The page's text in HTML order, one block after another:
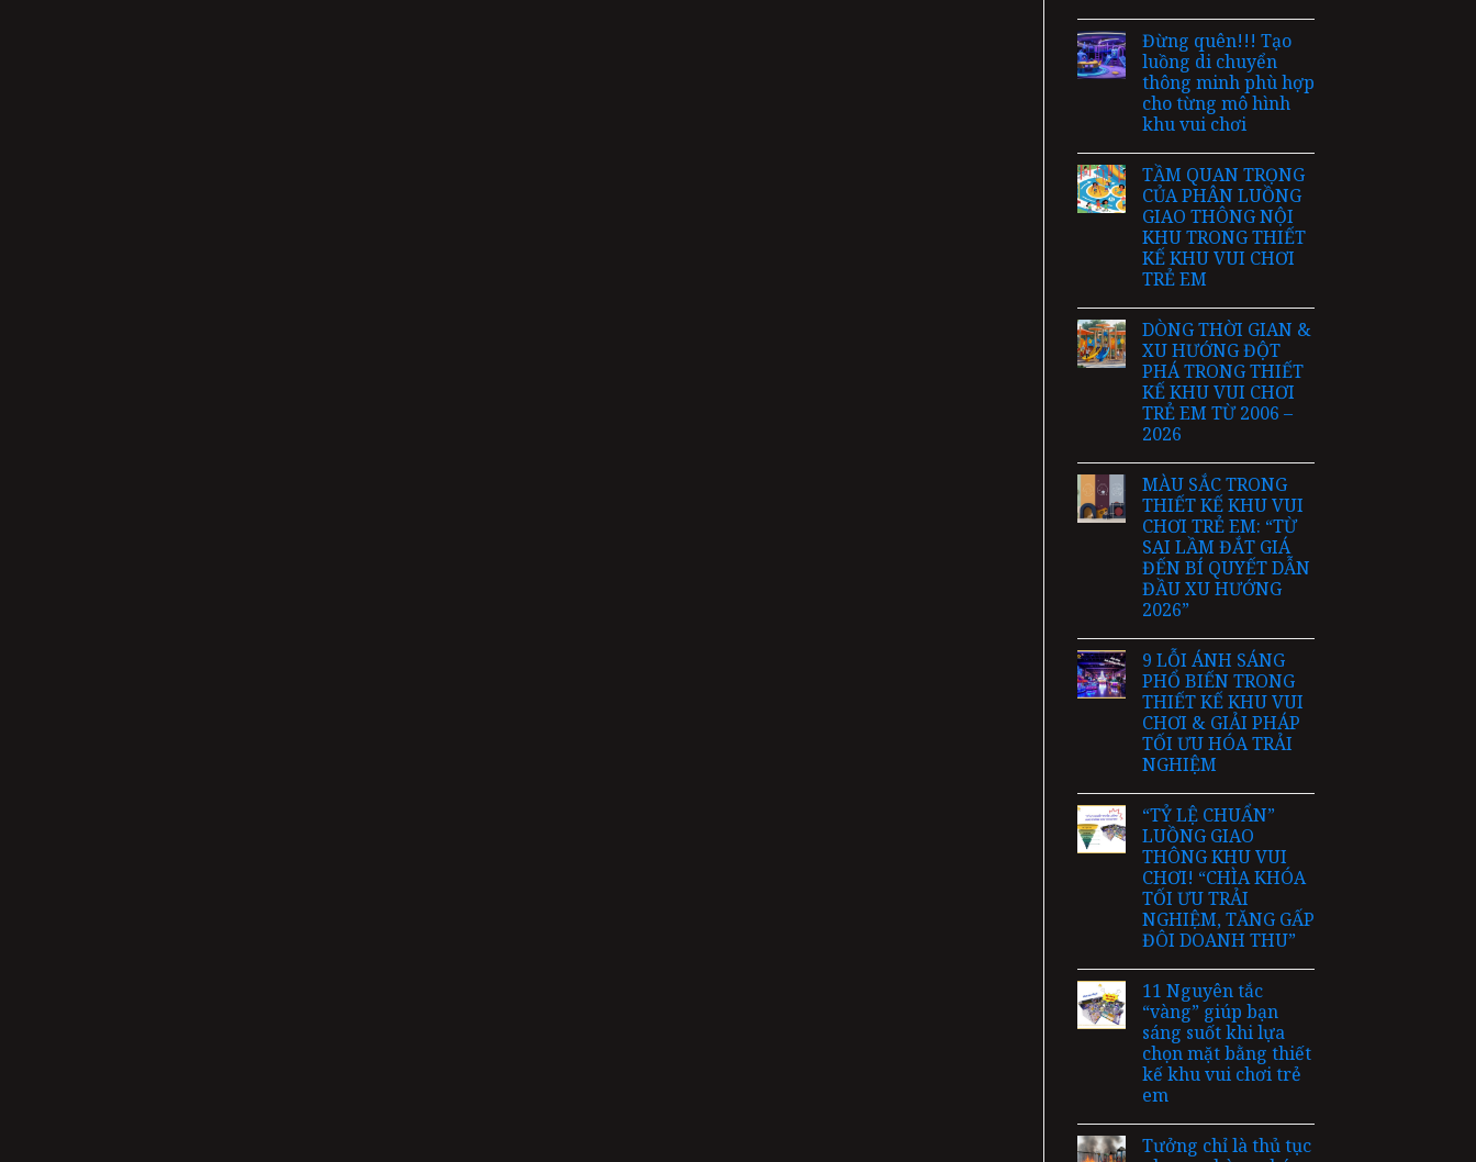
Đừng quên!!! Tạo
luồng di chuyển
thông minh phù hợp
cho từng mô hình
khu vui chơi
TẦM QUAN TRỌNG
CỦA PHÂN LUỒNG
GIAO THÔNG NỘI
KHU TRONG THIẾT
KẾ KHU VUI CHƠI
TRẺ EM
DÒNG THỜI GIAN &
XU HƯỚNG ĐỘT
PHÁ TRONG THIẾT
KẾ KHU VUI CHƠI
TRẺ EM TỪ 2006 –
2026
MÀU SẮC TRONG
THIẾT KẾ KHU VUI
CHƠI TRẺ EM: “TỪ
SAI LẦM ĐẮT GIÁ
ĐẾN BÍ QUYẾT DẪN
ĐẦU XU HƯỚNG
2026”
9 LỖI ÁNH SÁNG
PHỔ BIẾN TRONG
THIẾT KẾ KHU VUI
CHƠI & GIẢI PHÁP
TỐI ƯU HÓA TRẢI
NGHIỆM
“TỶ LỆ CHUẨN”
LUỒNG GIAO
THÔNG KHU VUI
CHƠI! “CHÌA KHÓA
TỐI ƯU TRẢI
NGHIỆM, TĂNG GẤP
ĐÔI DOANH THU”
11 Nguyên tắc
“vàng” giúp bạn
sáng suốt khi lựa
chọn mặt bằng thiết
kế khu vui chơi trẻ
em
Tưởng chỉ là thủ tục